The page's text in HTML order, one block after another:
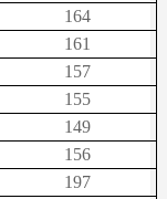
164
161
157
155
149
156
197